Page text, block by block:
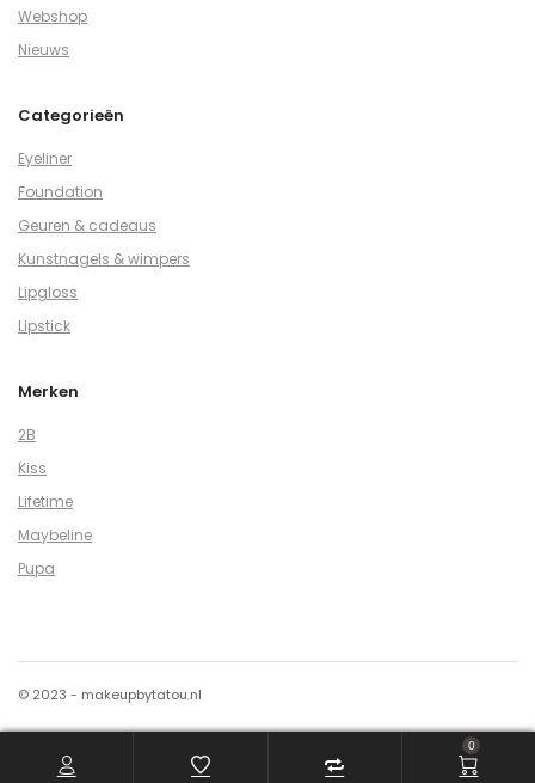
Webshop
Nieuws
Categorieën
Eyeliner
Foundation
Geuren & cadeaus
Kunstnagels & wimpers
Lipgloss
Lipstick
Merken
2B
Kiss
Lifetime
Maybeline
Pupa
© 2023 - makeupbytatou.nl
0